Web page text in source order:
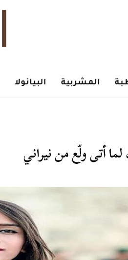
المشربية البيانولا
أتى ولّع من نيراني